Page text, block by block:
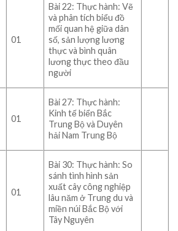
01
Bài 22: Thực hành: Vẽ
và phân tích biểu đồ
mối quan hệ giữa dân
số, sản lượng lương
thực và bình quân
lương thực theo đầu
người
01
Bài 27: Thực hành:
Kinh tế biển Bắc
Trung Bộ và Duyên
hải Nam Trung Bộ
01
Bài 30: Thực hành: So
sánh tình hình sản
xuất cây công nghiệp
lâu năm ở Trung du và
miền núi Bắc Bộ với
Tây Nguyên